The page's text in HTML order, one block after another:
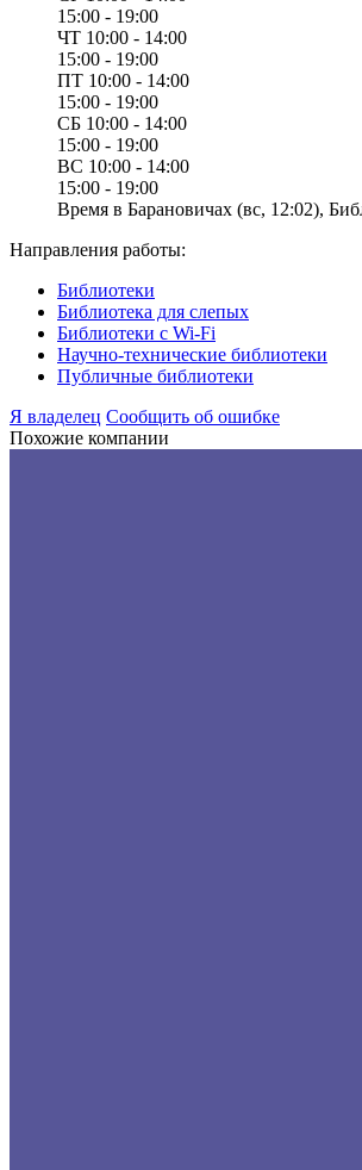
15:00 - 19:00
ЧТ 10:00 - 14:00
15:00 - 19:00
ПТ 10:00 - 14:00
15:00 - 19:00
СБ 10:00 - 14:00
15:00 - 19:00
ВС 10:00 - 14:00
15:00 - 19:00
Время в Барановичах (вс, 12:02),
Направления работы:
Библиотеки
Библиотека для слепых
Библиотеки с Wi-Fi
Научно-технические библиотеки
Публичные библиотеки
Я владелец Сообщить об ошибке
Похожие компании